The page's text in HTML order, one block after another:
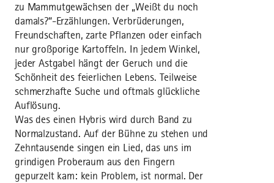
zu Mammutgewächsen der „Weißt du noch
damals?“-Erzählungen. Verbrüderungen,
Freundschaften, zarte Pflanzen oder einfach
nur großporige Kartoffeln. In jedem Winkel,
jeder Astgabel hängt der Geruch und die
Schönheit des feierlichen Lebens. Teilweise
schmerzhafte Suche und oftmals glückliche
Auflösung.
Was des einen Hybris wird durch Band zu
Normalzustand. Auf der Bühne zu stehen und
Zehntausende singen ein Lied, das uns im
grindigen Proberaum aus den Fingern
gepurzelt kam: kein Problem, ist normal. Der